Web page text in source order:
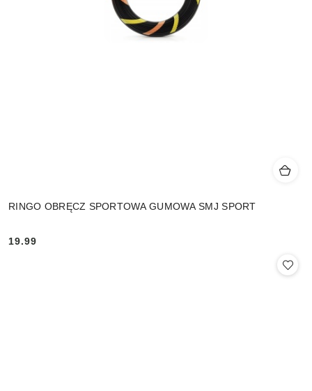
RINGO OBRĘCZ SPORTOWA GUMOWA SMJ SPORT
Cena:
19.99